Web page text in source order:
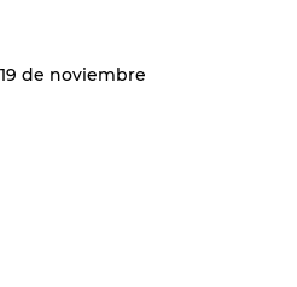
de noviembre